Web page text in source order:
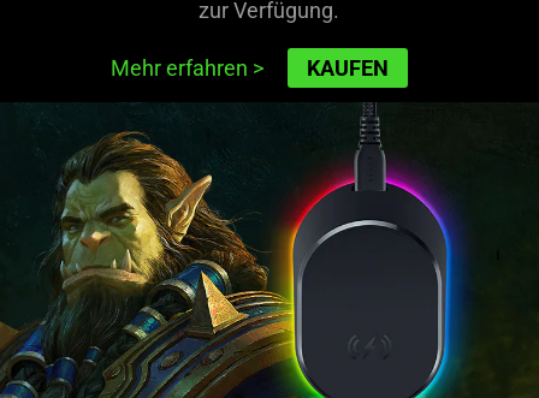
zur Verfügung.
Mehr erfahren > KAUFEN